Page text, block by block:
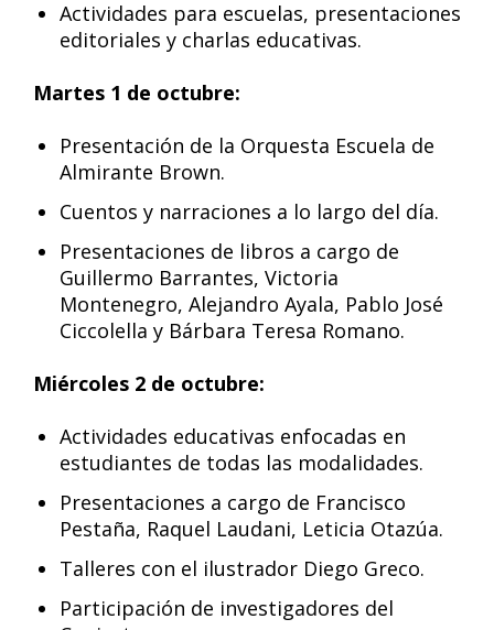
Actividades para escuelas, presentaciones
editoriales y charlas educativas.
Martes 1 de octubre:
Presentación de la Orquesta Escuela de
Almirante Brown.
Cuentos y narraciones a lo largo del día.
Presentaciones de libros a cargo de
Guillermo Barrantes, Victoria
Montenegro, Alejandro Ayala, Pablo José
Ciccolella y Bárbara Teresa Romano.
Miércoles 2 de octubre:
Actividades educativas enfocadas en
estudiantes de todas las modalidades.
Presentaciones a cargo de Francisco
Pestaña, Raquel Laudani, Leticia Otazúa.
Talleres con el ilustrador Diego Greco.
Participación de investigadores del